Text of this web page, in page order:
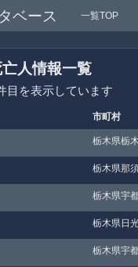
ベース 一覧TOP
人情報一覧
目を表示しています
市町村
栃木県栃
栃木県那
栃木県宇
栃木県日
栃木県宇